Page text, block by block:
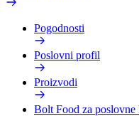
Pogodnosti
Poslovni profil
Proizvodi
Bolt Food za poslovne